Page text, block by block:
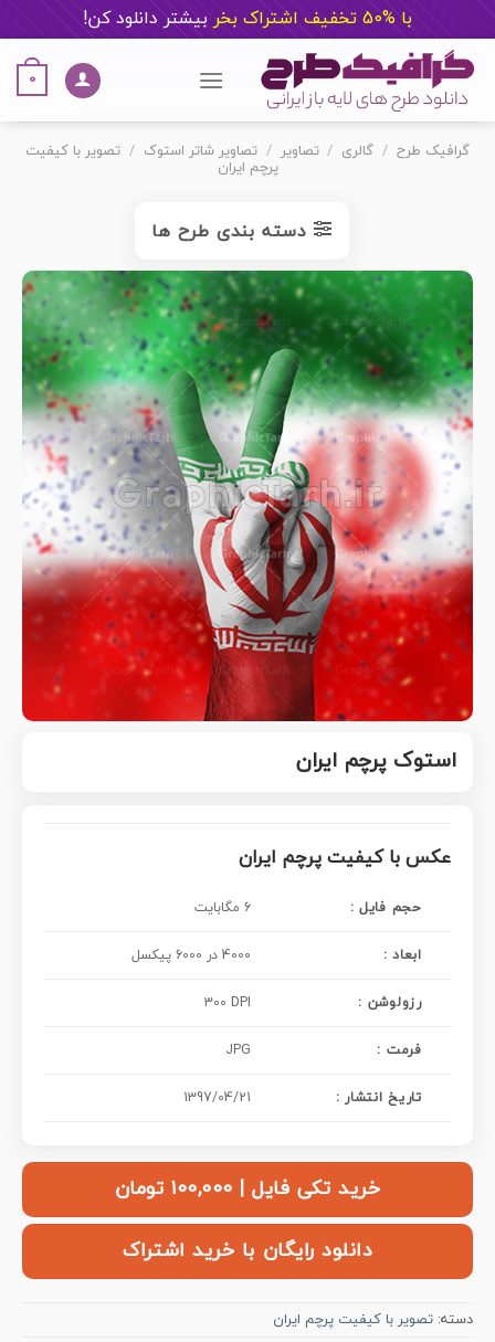
با %50 تخفیف اشتراک بخر بیشتر دانلود کن!
content
0
گرافیک طرح / گالری / تصاویر / تصاویر شاتر استوک / تصویر با کیفیت
پرچم ایران
دسته بندی طرح ها
استوک پرچم ایران
عکس با کیفیت پرچم ایران
حجم فایل : 6 مگابایت
ابعاد : 4000 در 6000 پیکسل
: رزولوشن 300 DPI
فرمت : JPG
تاریخ انتشار : 1397/04/21
خرید تکی فایل | ۱۰۰,۰۰۰ تومان
دانلود رایگان با خرید اشتراک
دسته: تصویر با کیفیت پرچم ایران